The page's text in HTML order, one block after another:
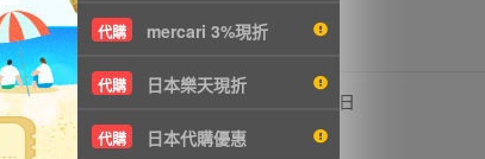
代購 mercari 3%現折
代購 日本樂天現折
代購 日本代購優惠
0 5日